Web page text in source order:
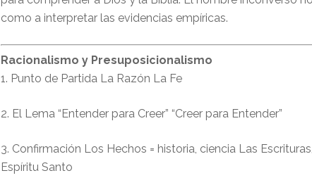
como a interpretar las evidencias empíricas.
Racionalismo y Presuposicionalismo
1. Punto de Partida La Razón La Fe
2. El Lema “Entender para Creer” “Creer para Entender”
3. Confirmación Los Hechos = historia, ciencia Las
Espíritu Santo